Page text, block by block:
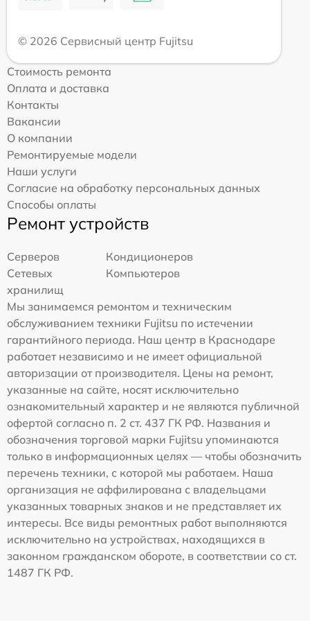
© 2026 Сервисный центр Fujitsu
Стоимость ремонта
Оплата и доставка
Контакты
Вакансии
О компании
Ремонтируемые модели
Наши услуги
Согласие на обработку персональных данных
Способы оплаты
Ремонт устройств
Серверов
Кондиционеров
Сетевых
хранилищ
Компьютеров
Мы занимаемся ремонтом и техническим
обслуживанием техники Fujitsu по истечении
гарантийного периода. Наш центр в Краснодаре
работает независимо и не имеет официальной
авторизации от производителя. Цены на ремонт,
указанные на сайте, носят исключительно
ознакомительный характер и не являются публичной
офертой согласно п. 2 ст. 437 ГК РФ. Названия и
обозначения торговой марки Fujitsu упоминаются
только в информационных целях — чтобы обозначить
перечень техники, с которой мы работаем. Наша
организация не аффилирована с владельцами
указанных товарных знаков и не представляет их
интересы. Все виды ремонтных работ выполняются
исключительно на устройствах, находящихся в
законном гражданском обороте, в соответствии со ст.
1487 ГК РФ.